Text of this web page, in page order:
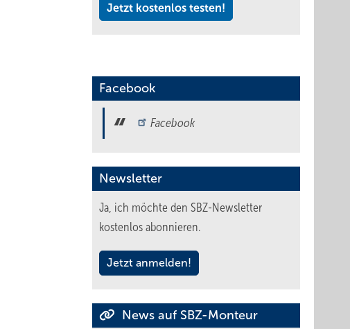
Jetzt kostenlos testen!
Facebook
Facebook
Newsletter
Ja, ich möchte den SBZ-Newsletter
kostenlos abonnieren.
Jetzt anmelden!
News auf SBZ-Monteur